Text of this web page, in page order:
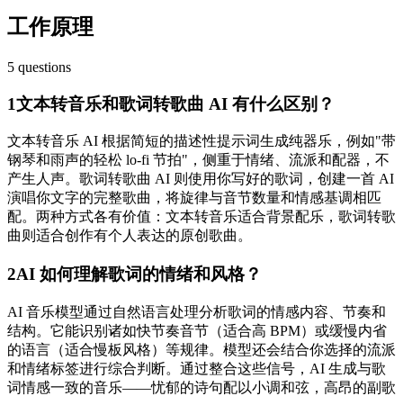
工作原理
5 questions
1文本转音乐和歌词转歌曲 AI 有什么区别？
文本转音乐 AI 根据简短的描述性提示词生成纯器乐，例如"带
钢琴和雨声的轻松 lo-fi 节拍"，侧重于情绪、流派和配器，不
产生人声。歌词转歌曲 AI 则使用你写好的歌词，创建一首 AI
演唱你文字的完整歌曲，将旋律与音节数量和情感基调相匹
配。两种方式各有价值：文本转音乐适合背景配乐，歌词转歌
曲则适合创作有个人表达的原创歌曲。
2AI 如何理解歌词的情绪和风格？
AI 音乐模型通过自然语言处理分析歌词的情感内容、节奏和
结构。它能识别诸如快节奏音节（适合高 BPM）或缓慢内省
的语言（适合慢板风格）等规律。模型还会结合你选择的流派
和情绪标签进行综合判断。通过整合这些信号，AI 生成与歌
词情感一致的音乐——忧郁的诗句配以小调和弦，高昂的副歌